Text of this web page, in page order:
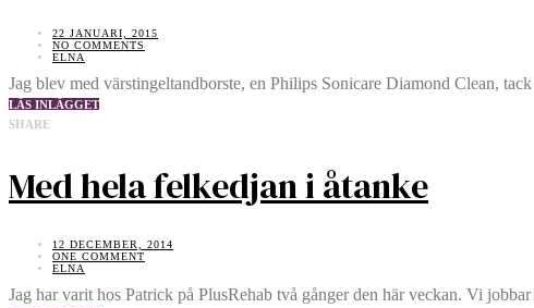
22 JANUARI, 2015
NO COMMENTS
ELNA
Jag blev med värstingeltandborste, en Philips Sonicare Diamond Clean,
LÄS INLÄGGET
SHARE
Med hela felkedjan i åtanke
12 DECEMBER, 2014
ONE COMMENT
ELNA
Jag har varit hos Patrick på PlusRehab två gånger den här veckan. Vi